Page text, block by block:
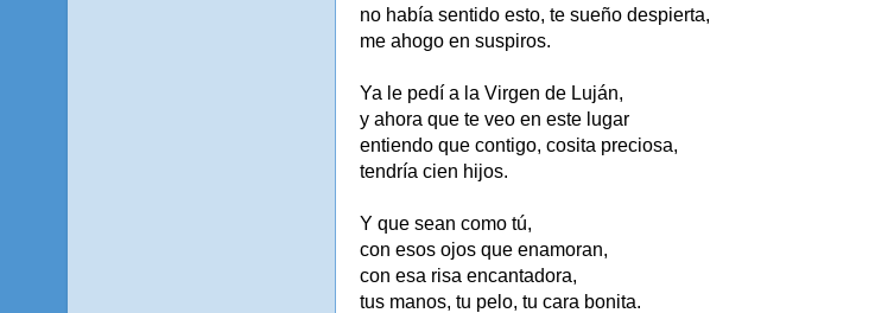
no había sentido esto, te sueño despierta,
me ahogo en suspiros.
Ya le pedí a la Virgen de Luján,
y ahora que te veo en este lugar
entiendo que contigo, cosita preciosa,
tendría cien hijos.
Y que sean como tú,
con esos ojos que enamoran,
con esa risa encantadora,
tus manos, tu pelo, tu cara bonita.